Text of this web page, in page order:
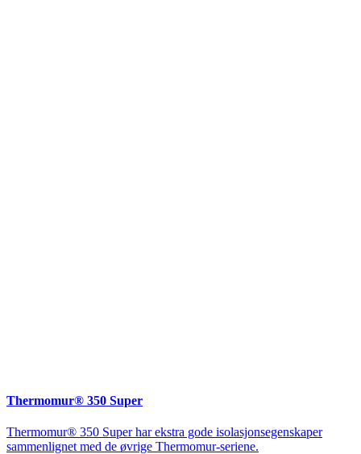
Thermomur® 350 Super
Thermomur® 350 Super har ekstra gode isolasjonsegenskaper
sammenlignet med de øvrige Thermomur-seriene.